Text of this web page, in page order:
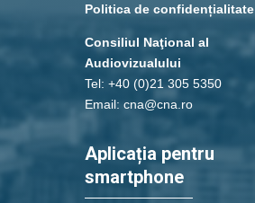
Politica de confidențialitate
Consiliul Naţional al
Audiovizualului
Tel: +40 (0)21 305 5350
Email: cna@cna.ro
Aplicația pentru
smartphone